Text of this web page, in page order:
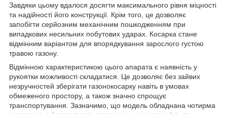
Завдяки цьому вдалося досягти максимального рівня міцності
та надійності його конструкції. Крім того, це дозволяє
запобігти серйозним механічним пошкодженням при
випадкових несильних побутових ударах. Косарка стане
відмінним варіантом для впорядкування зарослого густою
травою газону.
Відмінною характеристикою цього апарата є наявність у
рукоятки можливості складатися. Це дозволяє без зайвих
незручностей зберігати газонокосарку навіть в умовах
обмеженого простору, а також значно спрощує
транспортування. Зазначимо, що модель обладнана чотирма